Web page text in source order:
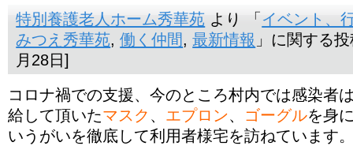
特別養護老人ホーム秀華苑 より 「 イベント、
みつえ秀華苑,働く仲間,最新情報 」に関する
月28日]
コロナ禍での支援、今のところ村内では感染者
給して頂いたマスク 、 エプロン、 ゴーグルを身
いうがいを徹底して利用者様宅を訪ねています